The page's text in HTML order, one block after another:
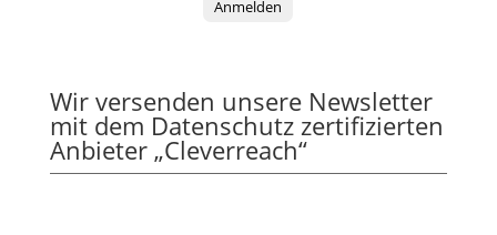
Anmelden
Wir versenden unsere Newsletter
mit dem Datenschutz zertifizierten
Anbieter „Cleverreach“